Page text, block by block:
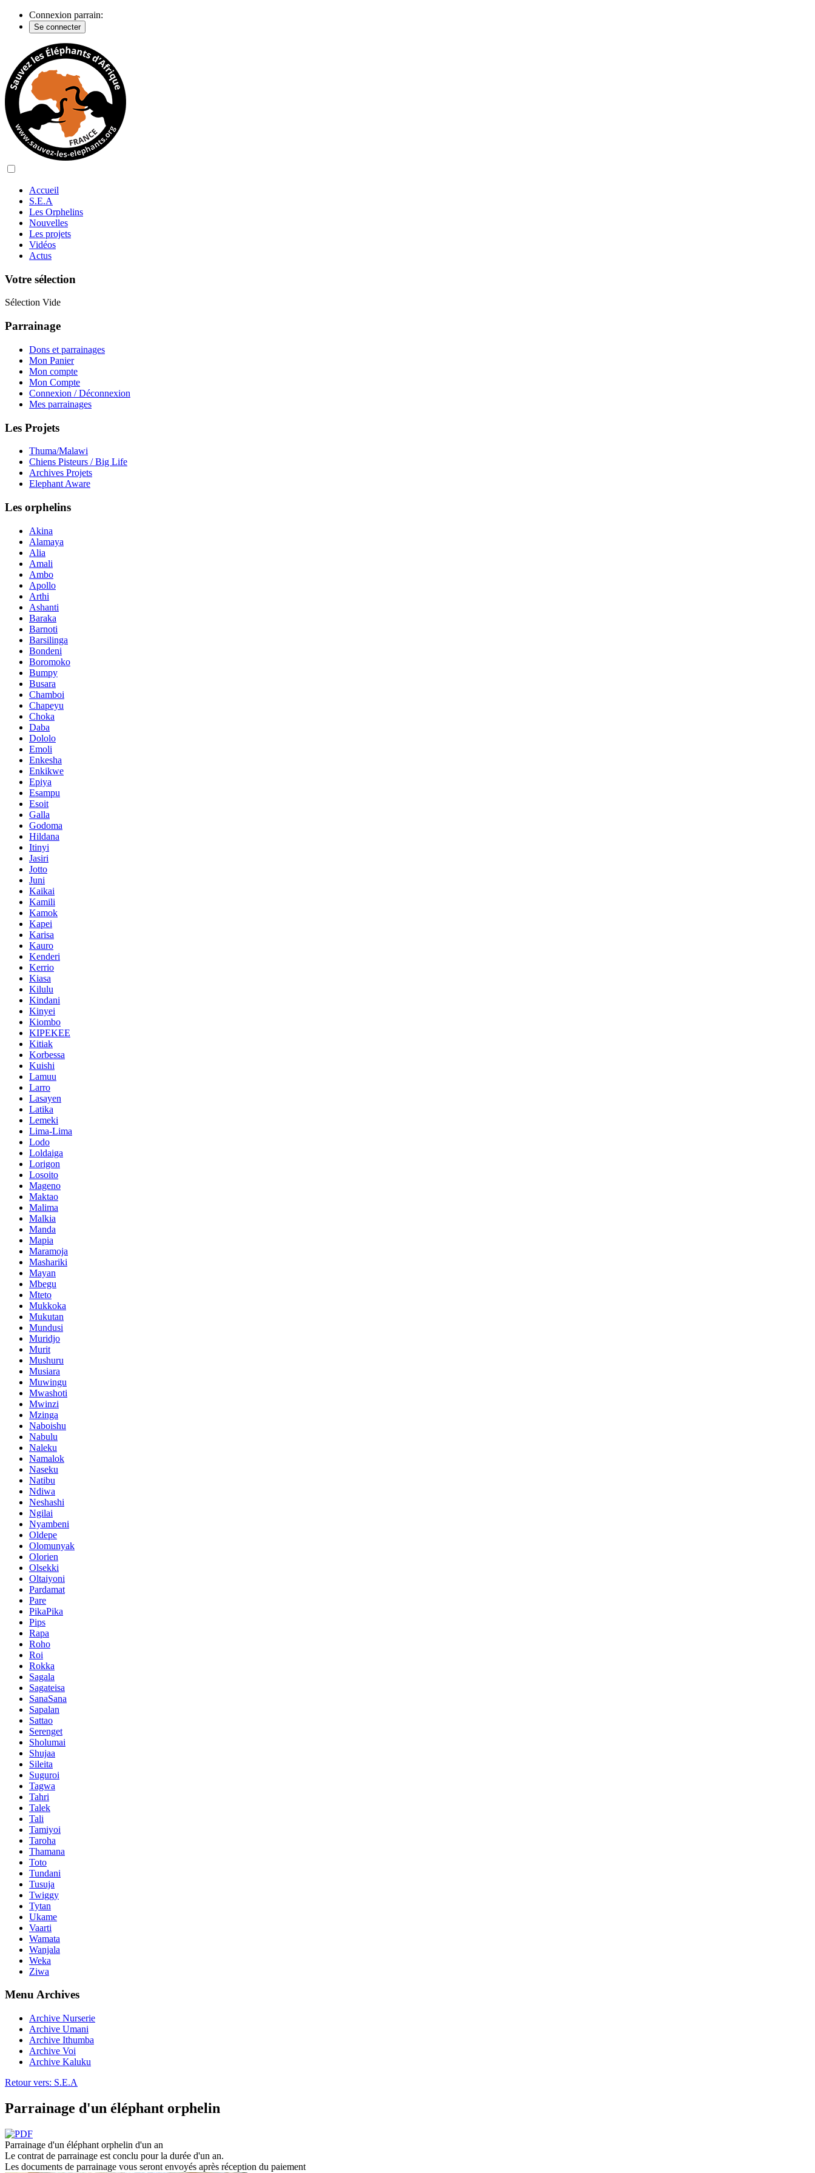
Connexion parrain:
Se connecter
Accueil
S.E.A
Les Orphelins
Nouvelles
Les projets
Vidéos
Actus
Votre sélection
Sélection Vide
Parrainage
Dons et parrainages
Mon Panier
Mon compte
Mon Compte
Connexion / Déconnexion
Mes parrainages
Les Projets
Thuma/Malawi
Chiens Pisteurs / Big Life
Archives Projets
Elephant Aware
Les orphelins
Akina
Alamaya
Alia
Amali
Ambo
Apollo
Arthi
Ashanti
Baraka
Barnoti
Barsilinga
Bondeni
Boromoko
Bumpy
Busara
Chamboi
Chapeyu
Choka
Daba
Dololo
Emoli
Enkesha
Enkikwe
Epiya
Esampu
Esoit
Galla
Godoma
Hildana
Itinyi
Jasiri
Jotto
Juni
Kaikai
Kamili
Kamok
Kapei
Karisa
Kauro
Kenderi
Kerrio
Kiasa
Kilulu
Kindani
Kinyei
Kiombo
KIPEKEE
Kitiak
Korbessa
Kuishi
Lamuu
Larro
Lasayen
Latika
Lemeki
Lima-Lima
Lodo
Loldaiga
Lorigon
Losoito
Mageno
Maktao
Malima
Malkia
Manda
Mapia
Maramoja
Mashariki
Mayan
Mbegu
Mteto
Mukkoka
Mukutan
Mundusi
Muridjo
Murit
Mushuru
Musiara
Muwingu
Mwashoti
Mwinzi
Mzinga
Naboishu
Nabulu
Naleku
Namalok
Naseku
Natibu
Ndiwa
Neshashi
Ngilai
Nyambeni
Oldepe
Olomunyak
Olorien
Olsekki
Oltaiyoni
Pardamat
Pare
PikaPika
Pips
Rapa
Roho
Roi
Rokka
Sagala
Sagateisa
SanaSana
Sapalan
Sattao
Serenget
Sholumai
Shujaa
Sileita
Suguroi
Tagwa
Tahri
Talek
Tali
Tamiyoi
Taroha
Thamana
Toto
Tundani
Tusuja
Twiggy
Tytan
Ukame
Vaarti
Wamata
Wanjala
Weka
Ziwa
Menu Archives
Archive Nurserie
Archive Umani
Archive Ithumba
Archive Voi
Archive Kaluku
Retour vers: S.E.A
Parrainage d'un éléphant orphelin
Parrainage d'un éléphant orphelin d'un an
Le contrat de parrainage est conclu pour la durée d'un an.
Les documents de parrainage vous seront envoyés après réception du paiement